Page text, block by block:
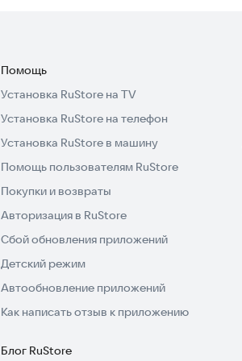
Помощь
Установка RuStore на TV
Установка RuStore на телефон
Установка RuStore в машину
Помощь пользователям RuStore
Покупки и возвраты
Авторизация в RuStore
Сбой обновления приложений
Детский режим
Автообновление приложений
Как написать отзыв к приложению
Блог RuStore